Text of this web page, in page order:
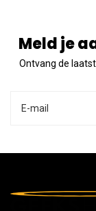
Meld je
Ontvang de